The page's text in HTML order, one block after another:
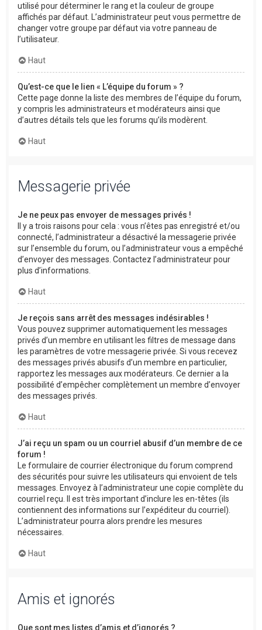
utilisé pour déterminer le rang et la couleur de groupe
affichés par défaut. L’administrateur peut vous permettre de
changer votre groupe par défaut via votre panneau de
l’utilisateur.
Haut
Qu’est-ce que le lien « L’équipe du forum » ?
Cette page donne la liste des membres de l’équipe du forum,
y compris les administrateurs et modérateurs ainsi que
d’autres détails tels que les forums qu’ils modèrent.
Haut
Messagerie privée
Je ne peux pas envoyer de messages privés !
Il y a trois raisons pour cela : vous n’êtes pas enregistré et/ou
connecté, l’administrateur a désactivé la messagerie privée
sur l’ensemble du forum, ou l’administrateur vous a empêché
d’envoyer des messages. Contactez l’administrateur pour
plus d’informations.
Haut
Je reçois sans arrêt des messages indésirables !
Vous pouvez supprimer automatiquement les messages
privés d’un membre en utilisant les filtres de message dans
les paramètres de votre messagerie privée. Si vous recevez
des messages privés abusifs d’un membre en particulier,
rapportez les messages aux modérateurs. Ce dernier a la
possibilité d’empêcher complètement un membre d’envoyer
des messages privés.
Haut
J’ai reçu un spam ou un courriel abusif d’un membre de ce
forum !
Le formulaire de courrier électronique du forum comprend
des sécurités pour suivre les utilisateurs qui envoient de tels
messages. Envoyez à l’administrateur une copie complète du
courriel reçu. Il est très important d’inclure les en-têtes (ils
contiennent des informations sur l’expéditeur du courriel).
L’administrateur pourra alors prendre les mesures
nécessaires.
Haut
Amis et ignorés
Que sont mes listes d’amis et d’ignorés ?